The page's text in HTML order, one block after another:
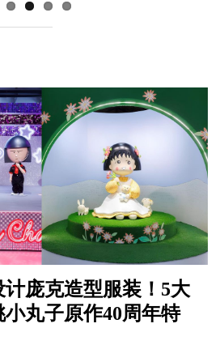
庞克造型服装！5大
丸子原作40周年特